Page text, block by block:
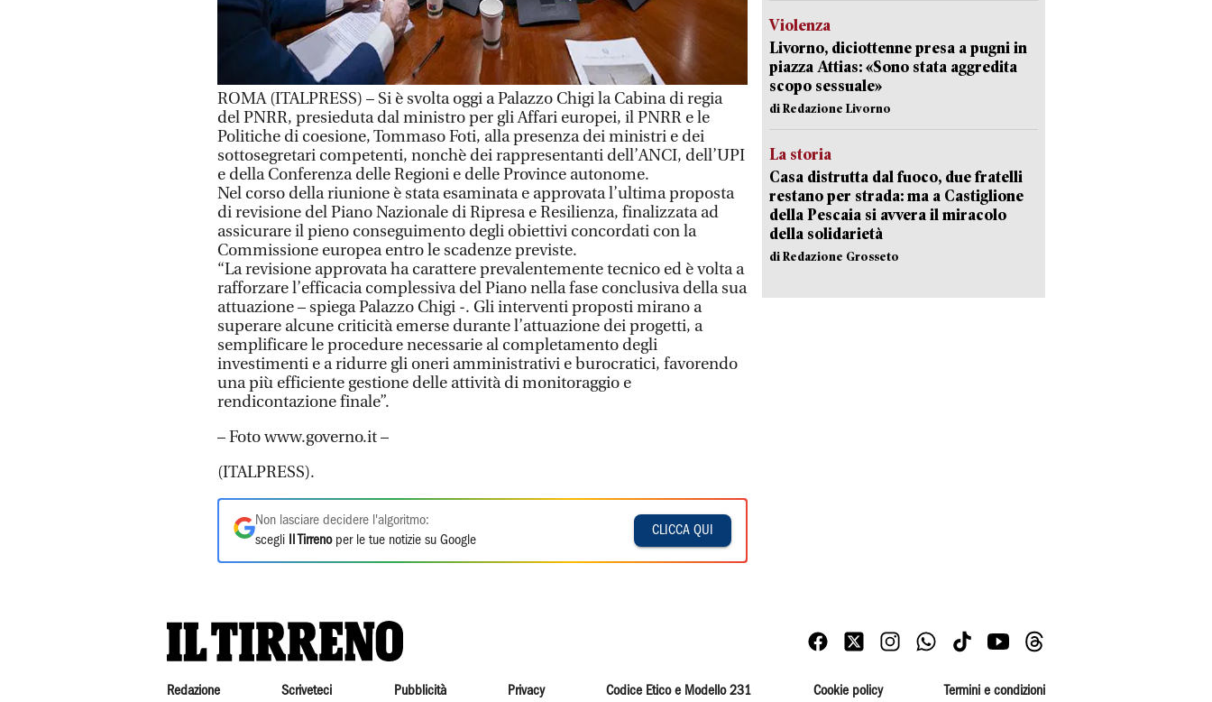
ROMA (ITALPRESS) – Si è svolta oggi a Palazzo Chigi la Cabina di regia
del PNRR, presieduta dal ministro per gli Affari europei, il PNRR e le
Politiche di coesione, Tommaso Foti, alla presenza dei ministri e dei
sottosegretari competenti, nonchè dei rappresentanti dell’ANCI, dell’UPI
e della Conferenza delle Regioni e delle Province autonome.
Nel corso della riunione è stata esaminata e approvata l’ultima proposta
di revisione del Piano Nazionale di Ripresa e Resilienza, finalizzata ad
assicurare il pieno conseguimento degli obiettivi concordati con la
Commissione europea entro le scadenze previste.
“La revisione approvata ha carattere prevalentemente tecnico ed è volta a
rafforzare l’efficacia complessiva del Piano nella fase conclusiva della sua
attuazione – spiega Palazzo Chigi -. Gli interventi proposti mirano a
superare alcune criticità emerse durante l’attuazione dei progetti, a
semplificare le procedure necessarie al completamento degli
investimenti e a ridurre gli oneri amministrativi e burocratici, favorendo
una più efficiente gestione delle attività di monitoraggio e
rendicontazione finale”.
– Foto www.governo.it –
(ITALPRESS).
Non lasciare decidere l'algoritmo:
scegli
Il Tirrenoper le tue notizie su Google
CLICCA QUI
Violenza
Livorno, diciottenne presa a pugni in
piazza Attias: «Sono stata aggredita
scopo sessuale»
di Redazione Livorno
La storia
Casa distrutta dal fuoco, due fratelli
restano per strada: ma a Castiglione
della Pescaia si avvera il miracolo
della solidarietà
di Redazione Grosseto
Redazione Scriveteci Pubblicità Privacy Codice Etico e Modello 231 Cookie policy Termini e condizioni